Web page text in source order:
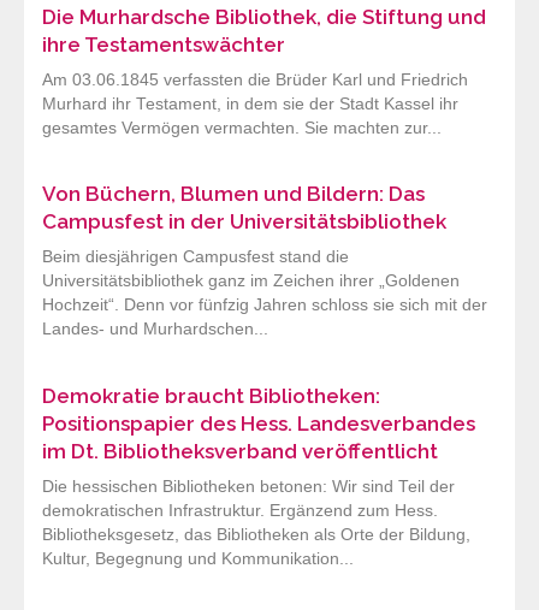
Die Murhardsche Bibliothek, die Stiftung und
ihre Testamentswächter
Am 03.06.1845 verfassten die Brüder Karl und Friedrich
Murhard ihr Testament, in dem sie der Stadt Kassel ihr
gesamtes Vermögen vermachten. Sie machten zur...
Von Büchern, Blumen und Bildern: Das
Campusfest in der Universitätsbibliothek
Beim diesjährigen Campusfest stand die
Universitätsbibliothek ganz im Zeichen ihrer „Goldenen
Hochzeit“. Denn vor fünfzig Jahren schloss sie sich mit der
Landes- und Murhardschen...
Demokratie braucht Bibliotheken:
Positionspapier des Hess. Landesverbandes
im Dt. Bibliotheksverband veröffentlicht
Die hessischen Bibliotheken betonen: Wir sind Teil der
demokratischen Infrastruktur. Ergänzend zum Hess.
Bibliotheksgesetz, das Bibliotheken als Orte der Bildung,
Kultur, Begegnung und Kommunikation...